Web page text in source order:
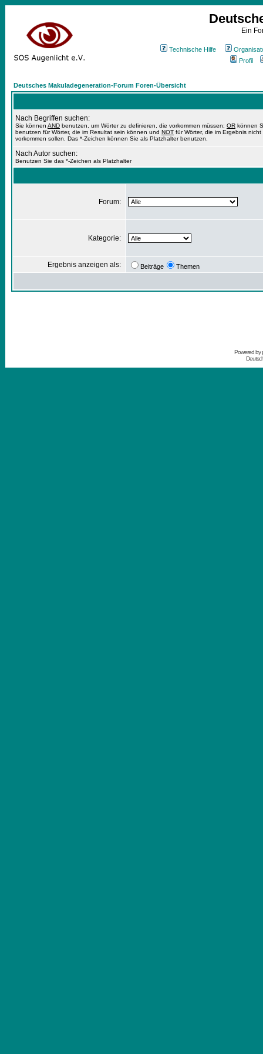
Ein
Technische Hilfe
Profil
Deutsches Makuladegeneration-Forum Foren-Übersicht
Nach Begriffen suchen:
Sie können AND benutzen, um Wörter zu definieren, die vorkommen müssen; OR können
benutzen für Wörter, die im Resultat sein können und NOT für Wörter, die im Ergebnis nicht
vorkommen sollen. Das *-Zeichen können Sie als Platzhalter benutzen.
Nach Autor suchen:
Benutzen Sie das *-Zeichen als Platzhalter
Forum:
Kategorie:
Ergebnis anzeigen als: Beiträge Themen
Powered by